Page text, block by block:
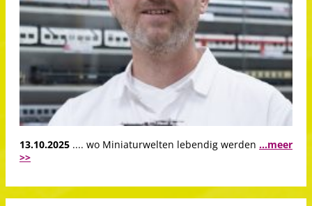
13.10.2025 .... wo Miniaturwelten lebendig werden ...meer
>>